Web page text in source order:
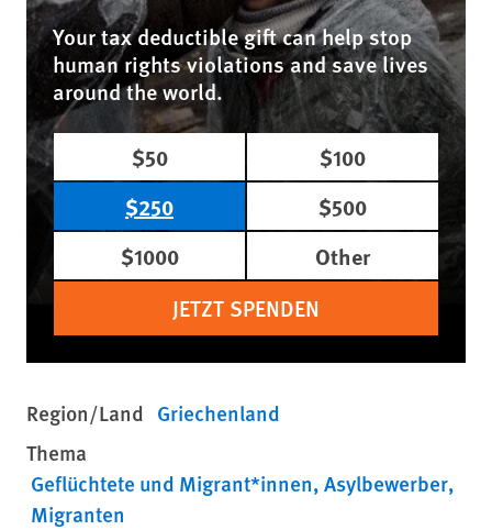
Your tax deductible gift can help stop
human rights violations and save lives
around the world.
$50
$100
$250
$500
$1000
Other
JETZT SPENDEN
Region/Land Griechenland
Thema
Geflüchtete und Migrant*innen Asylbewerber
Migranten